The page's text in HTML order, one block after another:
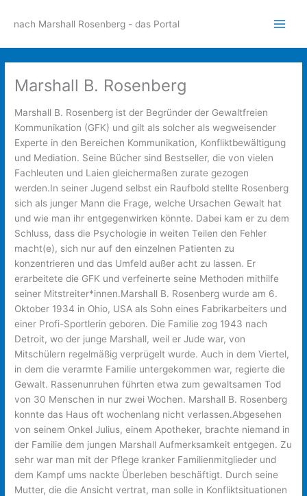
Inhaltnach Marshall Rosenberg - das Portal
Marshall B. Rosenberg
Marshall B. Rosenberg ist der Begründer der Gewaltfreien
Kommunikation (GFK) und gilt als solcher als wegweisender
Experte in den Bereichen Kommunikation, Konfliktbewältigung
und Mediation. Seine Bücher sind Bestseller, die von vielen
Fachleuten und Laien gleichermaßen zurate gezogen
werden.In seiner Jugend selbst ein Raufbold stellte Rosenberg
sich als junger Mann die Frage, welche Ursachen Gewalt hat
und wie man ihr entgegenwirken könnte. Dabei kam er zu dem
Schluss, dass die Psychologie in weiten Teilen den Fehler
macht(e), sich nur auf den einzelnen Patienten zu
konzentrieren und das Umfeld außer acht zu lassen. Er
erarbeitete die GFK und verfeinerte seine Methoden mithilfe
seiner Mitstreiter*innen.Marshall B. Rosenberg wurde am 6.
Oktober 1934 in Ohio, USA als Sohn eines Fabrikarbeiters und
einer Profi-Sportlerin geboren. Die Familie zog 1943 nach
Detroit, wo der junge Marshall, weil er Jude war, von
Mitschülern regelmäßig verprügelt wurde. Auch in dem Viertel,
in dem die verarmte Familie untergekommen war, regierte die
Gewalt. Rassenunruhen führten etwa zum gewaltsamen Tod
von 30 Menschen in nur zwei Wochen. Marshall B. Rosenberg
konnte das Haus oft wochenlang nicht verlassen.Abgesehen
von seinem Onkel Julius, einem Apotheker, brachte niemand in
der Familie dem jungen Marshall Aufmerksamkeit entgegen. Zu
sehr war man mit der Pflege kranker Familienmitglieder und
dem Kampf ums nackte Überleben beschäftigt. Durch seine
Mutter, die die Ansicht vertrat, man solle in Konfliktsituationen